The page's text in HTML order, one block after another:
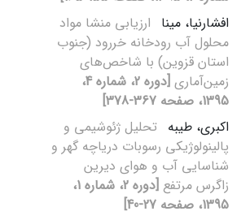
افشارنیا، مینا ارزیابی منشا مواد
محلول آب رودخانه خررود (جنوب
استان قزوین) با شاخص‌های
زمین‌آماری
[دوره 2، شماره 4،
1395، صفحه 367-378]
اکبری، طیبه تحلیل ژئوشیمی و
پالینولوژیکی رسوبات دریاچه گهر و
شناسایی آب و هوای دیرین
زاگرس مرتفع
[دوره 2، شماره 1،
1395، صفحه 27-40]